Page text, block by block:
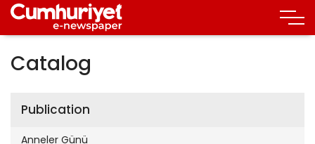
Catalog
Publication
Anneler Günü